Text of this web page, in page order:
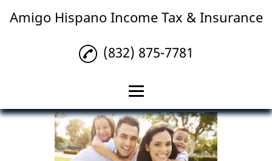
Amigo Hispano Income Tax & Insurance
Home
Insurance
(832) 875-7781